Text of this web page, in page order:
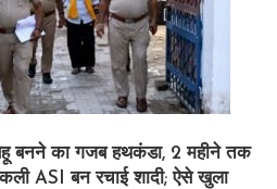
बनने का गजब हथकंडा, 2 महीने तक
ASI बन रचाई शादी; ऐसे खुला